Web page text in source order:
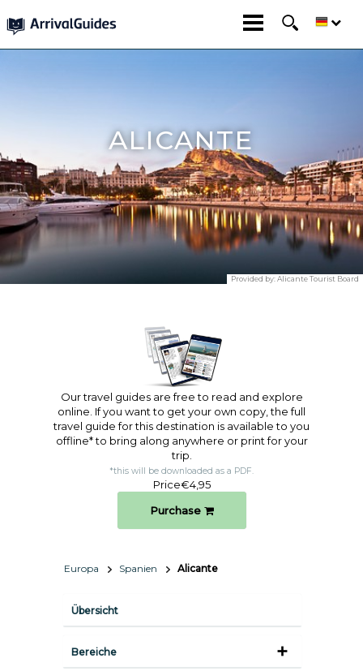
ALICANTE
Provided by:Alicante Tourist Board
Our travel guides are free to read and explore
online. If you want to get your own copy, the full
travel guide for this destination is available to you
offline* to bring along anywhere or print for your
trip.​
*this will be downloaded as a PDF.
Price€4,95
Purchase
Europa Spanien Alicante
Übersicht
Bereiche